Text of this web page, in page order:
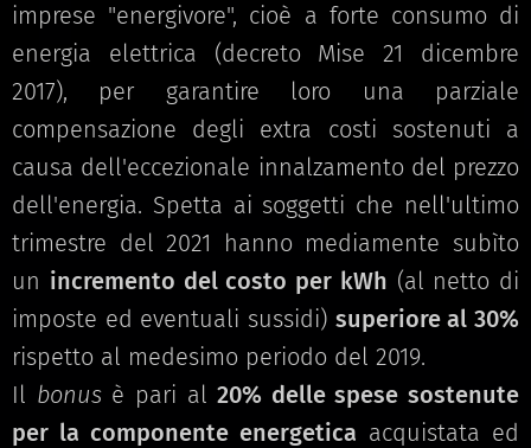
imprese "energivore", cioè a forte consumo di
energia elettrica (decreto Mise 21 dicembre
2017), per garantire loro una parziale
compensazione degli extra costi sostenuti a
causa dell'eccezionale innalzamento del prezzo
dell'energia. Spetta ai soggetti che nell'ultimo
trimestre del 2021 hanno mediamente subìto
un incremento del costo per kWh (al netto di
imposte ed eventuali sussidi) superiore al 30%
rispetto al medesimo periodo del 2019.
Il bonusè pari al20% delle spese sostenute
per la componente energetica acquistata ed